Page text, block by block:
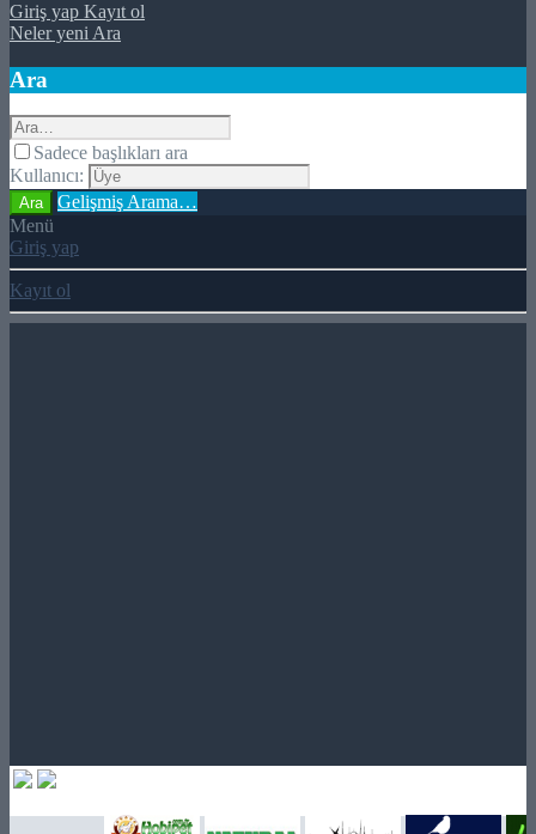
Giriş yap Kayıt ol
Neler yeni Ara
Ara
Sadece başlıkları ara
Kullanıcı:
Ara
Gelişmiş Arama…
Menü
Giriş yap
Kayıt ol